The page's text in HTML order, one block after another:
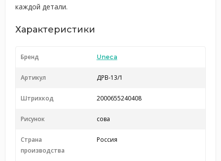
каждой детали.
Характеристики
Бренд Uneca
Артикул ДРВ-13/1
Штрихкод 2000655240408
Рисунок сова
Страна
производства
Россия